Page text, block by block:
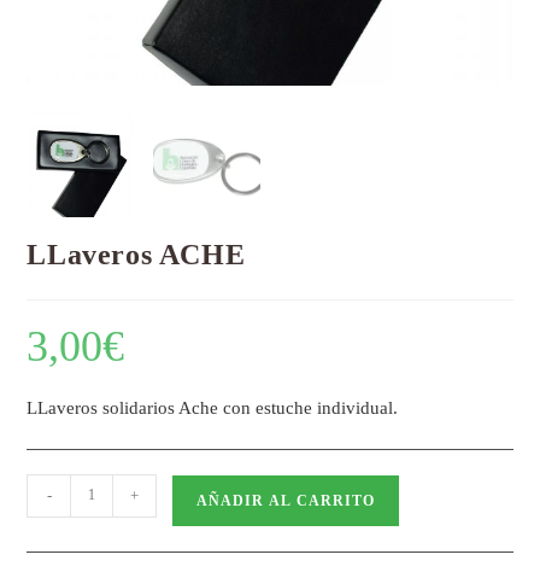
LLaveros ACHE
3,00€
LLaveros solidarios Ache con estuche individual.
- + AÑADIR AL CARRITO